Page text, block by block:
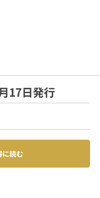
17日発行
に読む